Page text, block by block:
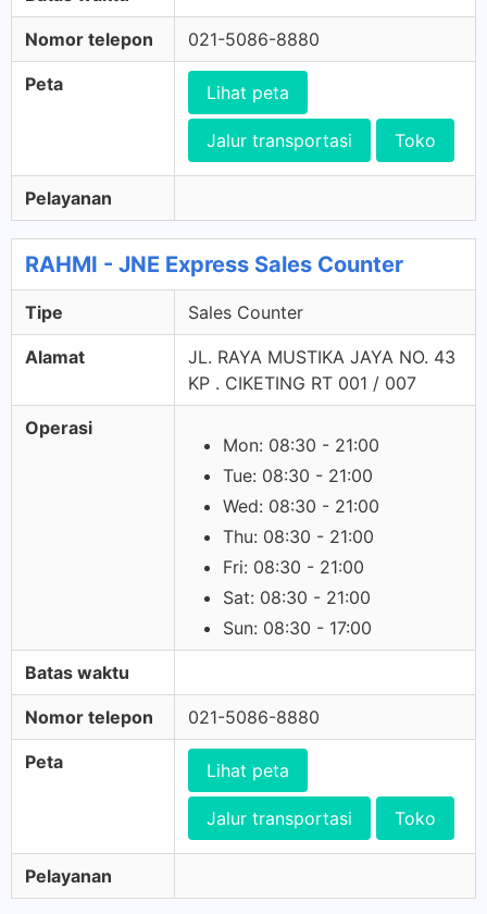
Nomor telepon 021-5086-8880
Peta Lihat peta
Jalur transportasi Toko
Pelayanan
RAHMI - JNE Express Sales Counter
Tipe Sales Counter
Alamat
JL. RAYA MUSTIKA JAYA NO. 43
KP . CIKETING RT 001 / 007
Operasi
Mon: 08:30 - 21:00
Tue: 08:30 - 21:00
Wed: 08:30 - 21:00
Thu: 08:30 - 21:00
Fri: 08:30 - 21:00
Sat: 08:30 - 21:00
Sun: 08:30 - 17:00
Batas waktu
Nomor telepon 021-5086-8880
Peta Lihat peta
Jalur transportasi Toko
Pelayanan